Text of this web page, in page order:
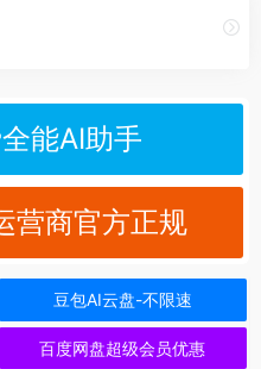
能AI助手
营商官方正规
豆包AI云盘-不限速
百度网盘超级会员优惠